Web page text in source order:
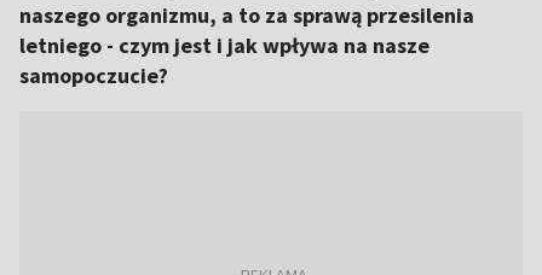
naszego organizmu, a to za sprawą przesilenia
letniego - czym jest i jak wpływa na nasze
samopoczucie?